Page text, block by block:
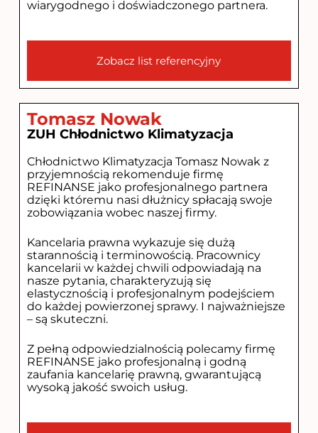
wiarygodnego i doświadczonego partnera.
Zobacz list referencyjny
Tomasz Nowak
ZUH Chłodnictwo Klimatyzacja
Chłodnictwo Klimatyzacja Tomasz Nowak z
przyjemnością rekomenduje firmę
REFINANSE jako profesjonalnego partnera
dzięki któremu nasi dłużnicy spłacają swoje
zobowiązania wobec naszej firmy.
Kancelaria prawna wykazuje się dużą
starannością i terminowością. Pracownicy
kancelarii w każdej chwili odpowiadają na
nasze pytania, charakteryzują się
elastycznością i profesjonalnym podejściem
do każdej powierzonej sprawy. I najważniejsze
– są skuteczni.
Z pełną odpowiedzialnością polecamy firmę
REFINANSE jako profesjonalną i godną
zaufania kancelarię prawną, gwarantującą
wysoką jakość swoich usług.